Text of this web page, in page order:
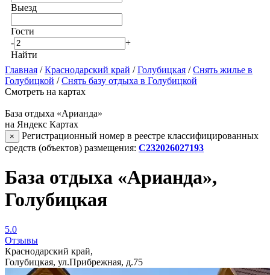
Выезд
Гости
-
+
Найти
Главная /Краснодарский край /Голубицкая /Снять жилье в
Голубицкой /Снять базу отдыха в Голубицкой
Смотреть на картах
База отдыха «Арианда»
на Яндекс Картах
×
Регистрационный номер в реестре классифицированных
средств (объектов) размещения: С232026027193
База отдыха «Арианда»,
Голубицкая
5.0
Отзывы
Краснодарский край,
Голубицкая, ул.Прибрежная, д.75